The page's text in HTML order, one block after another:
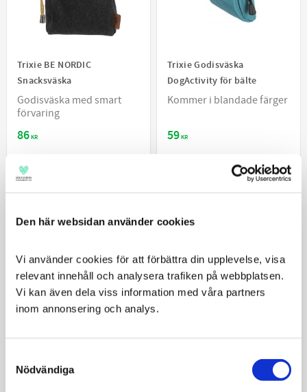
Den här websidan använder cookies
Vi använder cookies för att förbättra din upplevelse, visa
relevant innehåll och analysera trafiken på webbplatsen.
Vi kan även dela viss information med våra partners
inom annonsering och analys.
Selection
Nödvändiga
Trixie BE NORDIC
Snacksväska
Godisväska med smart
förvaring
86KR
Trixie Godisväska
DogActivity för bälte
Kommer i blandade färger​
59KR
KÖP
Trixie Godisväska Twist
Trixie Transportväska Front